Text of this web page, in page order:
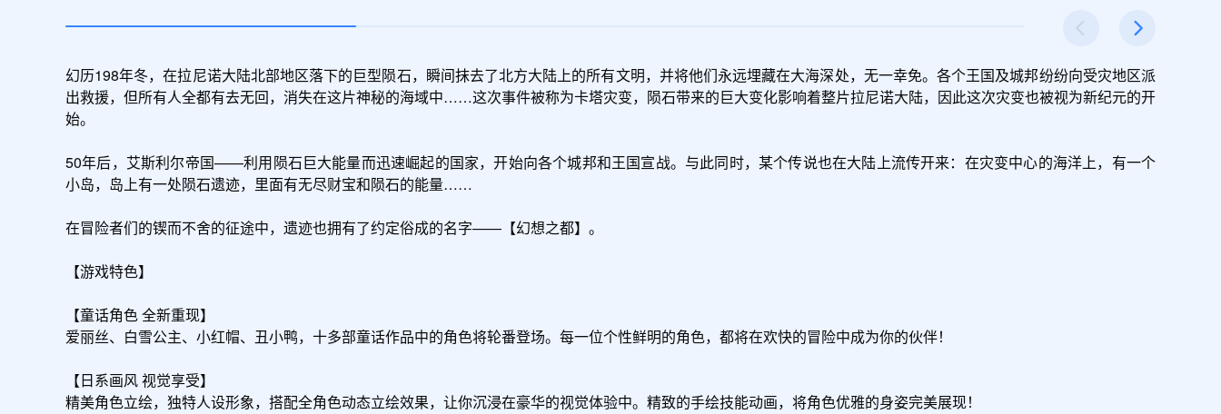
幻历198年冬，在拉尼诺大陆北部地区落下的巨型陨石，瞬间抹去了北方大陆上的所有文明，并将他们永远埋藏在大海深处，无一幸免。各个王国及城邦纷纷向受灾地区派
出救援，但所有人全都有去无回，消失在这片神秘的海域中……这次事件被称为卡塔灾变，陨石带来的巨大变化影响着整片拉尼诺大陆，因此这次灾变也被视为新纪元的开
始。
50年后，艾斯利尔帝国——利用陨石巨大能量而迅速崛起的国家，开始向各个城邦和王国宣战。与此同时，某个传说也在大陆上流传开来：在灾变中心的海洋上，有一个
小岛，岛上有一处陨石遗迹，里面有无尽财宝和陨石的能量……
在冒险者们的锲而不舍的征途中，遗迹也拥有了约定俗成的名字——【幻想之都】。
【游戏特色】
【童话角色 全新重现】
爱丽丝、白雪公主、小红帽、丑小鸭，十多部童话作品中的角色将轮番登场。每一位个性鲜明的角色，都将在欢快的冒险中成为你的伙伴！
【日系画风 视觉享受】
精美角色立绘，独特人设形象，搭配全角色动态立绘效果，让你沉浸在豪华的视觉体验中。精致的手绘技能动画，将角色优雅的身姿完美展现！